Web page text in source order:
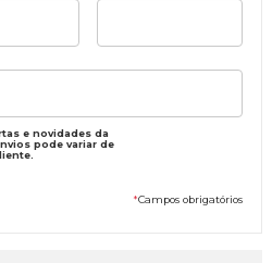
e novidades da
pode variar de
*Campos obrigatórios